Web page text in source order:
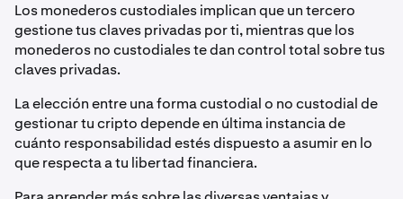
Los monederos custodiales implican que un tercero
gestione tus claves privadas por ti, mientras que los
monederos no custodiales te dan control total sobre tus
claves privadas.
La elección entre una forma custodial o no custodial de
gestionar tu cripto depende en última instancia de
cuánto responsabilidad estés dispuesto a asumir en lo
que respecta a tu libertad financiera.